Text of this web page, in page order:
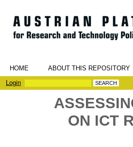
HOME ABOUT THIS REPOSITORY
Login
ON ICT